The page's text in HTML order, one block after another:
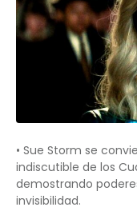
• Sue Storm se
indiscutible de los
demostrando
invisibilidad.